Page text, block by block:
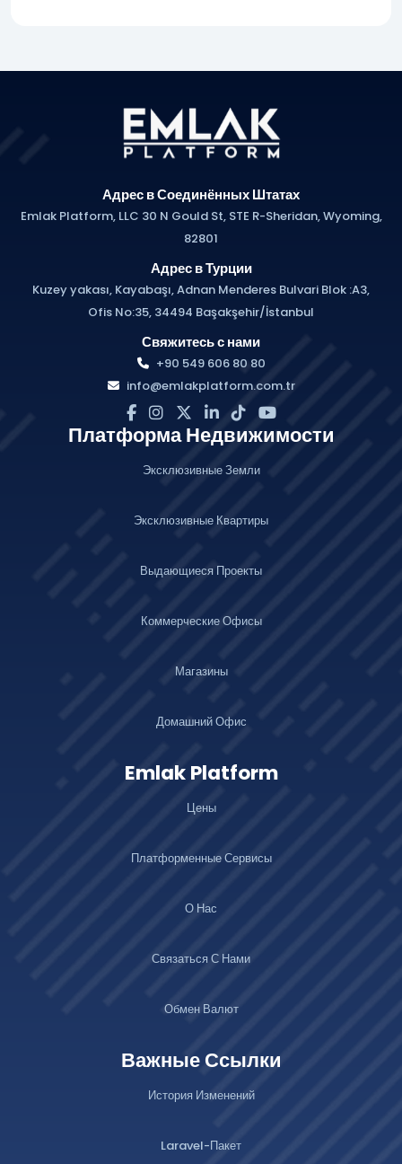
Адрес в Соединённых Штатах
Emlak Platform, LLC 30 N Gould St, STE R-Sheridan, Wyoming,
82801
Адрес в Турции
Kuzey yakası, Kayabaşı, Adnan Menderes Bulvari Blok :A3,
Ofis No:35, 34494 Başakşehir/İstanbul
Свяжитесь с нами
+90 549 606 80 80
info@emlakplatform.com.tr
Платформа Недвижимости
Эксклюзивные Земли
Эксклюзивные Квартиры
Выдающиеся Проекты
Коммерческие Офисы
Магазины
Домашний Офис
Emlak Platform
Цены
Платформенные Сервисы
О Нас
Связаться С Нами
Обмен Валют
Важные Ссылки
История Изменений
Laravel-Пакет